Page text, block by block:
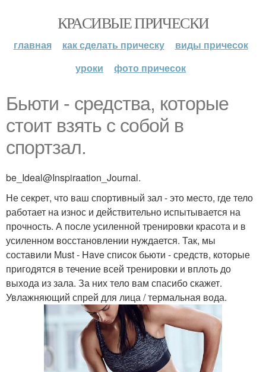
КРАСИВЫЕ ПРИЧЕСКИ
главная как сделать прическу
виды причесок
уроки
фото причесок
Бьюти - средства, которые
стоит взять с собой в
спортзал.
be_Ideal@Inspiraation_Journal.
Не секрет, что ваш спортивный зал - это место, где тело
работает на износ и действительно испытывается на
прочность. А после усиленной тренировки красота и в
усиленном восстановлении нуждается. Так, мы
составили Must - Have список бьюти - средств, которые
пригодятся в течение всей тренировки и вплоть до
выхода из зала. За них тело вам спасибо скажет.
Увлажняющий спрей для лица / термальная вода.